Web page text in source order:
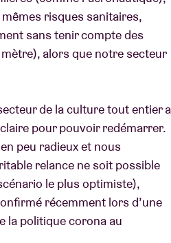
risques sanitaires,
sans tenir compte des
alors que notre secteur
de la culture tout entier a
pour pouvoir redémarrer.
peu radieux et nous
relance ne soit possible
le plus optimiste),
récemment lors d’une
la politique corona au